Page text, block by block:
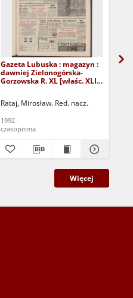
Gazeta Lubuska : magazyn :
dawniej Zielonogórska-
Gorzowska R. XL [właśc. XLI],
Rataj, Mirosław. Red. nacz.
1992
czasopisma
Więcej